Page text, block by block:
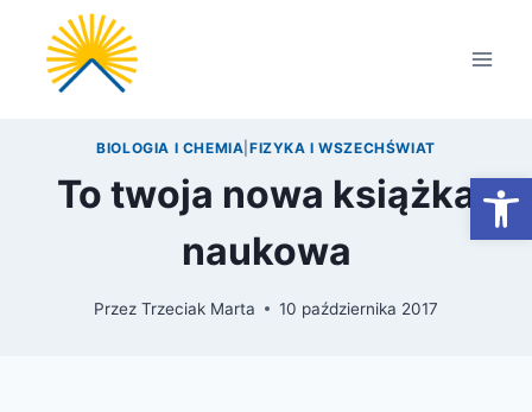
Przejdź
treści
BIOLOGIA I CHEMIA FIZYKA I WSZECHŚWIAT
To twoja nowa książka
naukowa
Przez Trzeciak Marta 10 października 2017